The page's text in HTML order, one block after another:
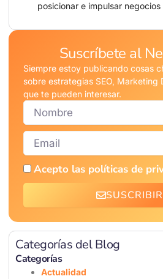
posicionar e impulsar
Suscríbete al
Siempre estoy publicando cosas
sobre estrategias SEO, Marketing
que te pueden interesar.
Acepto las políticas de
Categorías del Blog
Categorías
Actualidad